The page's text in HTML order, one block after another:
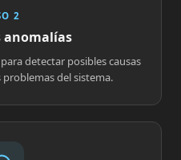
2
anomalías
para detectar posibles causas
del sistema.